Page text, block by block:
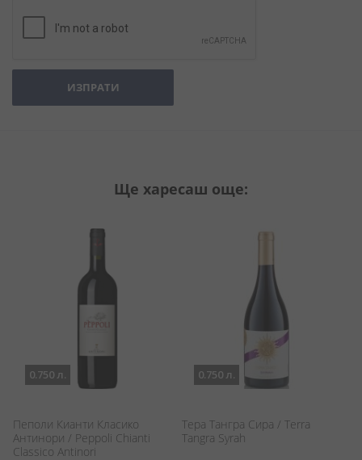
ИЗПРАТИ
Ще харесаш още:
0.750 л.
Пеполи Кианти Класико
Антинори / Peppoli Chianti
Classico Antinori
0.750 л.
Тера Тангра Сира / Terra
Tangra Syrah